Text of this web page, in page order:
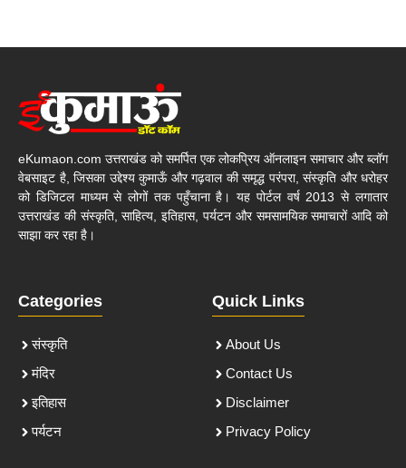
eKumaon.com उत्तराखंड को समर्पित एक लोकप्रिय ऑनलाइन समाचार और ब्लॉग
वेबसाइट है, जिसका उद्देश्य कुमाऊँ और गढ़वाल की समृद्ध परंपरा, संस्कृति और धरोहर
को डिजिटल माध्यम से लोगों तक पहुँचाना है। यह पोर्टल वर्ष 2013 से लगातार
उत्तराखंड की संस्कृति, साहित्य, इतिहास, पर्यटन और समसामयिक समाचारों आदि को
साझा कर रहा है।
Categories
संस्कृति
मंदिर
इतिहास
पर्यटन
Quick Links
About Us
Contact Us
Disclaimer
Privacy Policy